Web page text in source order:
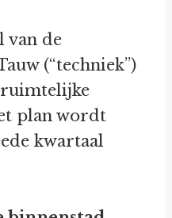
van de
(“techniek”)
plan wordt
kwartaal